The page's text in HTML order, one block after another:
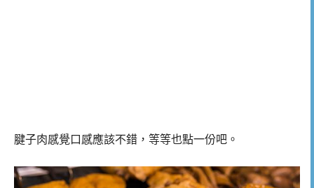
腱子肉感覺口感應該不錯，等等也點一份吧。